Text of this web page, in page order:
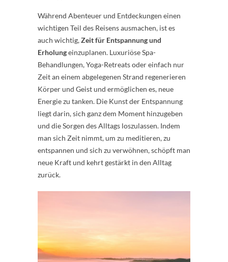
Während Abenteuer und Entdeckungen einen
wichtigen Teil des Reisens ausmachen, ist es
auch wichtig,Zeit für Entspannung und
Erholungeinzuplanen. Luxuriöse Spa-
Behandlungen, Yoga-Retreats oder einfach nur
Zeit an einem abgelegenen Strand regenerieren
Körper und Geist und ermöglichen es, neue
Energie zu tanken. Die Kunst der Entspannung
liegt darin, sich ganz dem Moment hinzugeben
und die Sorgen des Alltags loszulassen. Indem
man sich Zeit nimmt, um zu meditieren, zu
entspannen und sich zu verwöhnen, schöpft man
neue Kraft und kehrt gestärkt in den Alltag
zurück.